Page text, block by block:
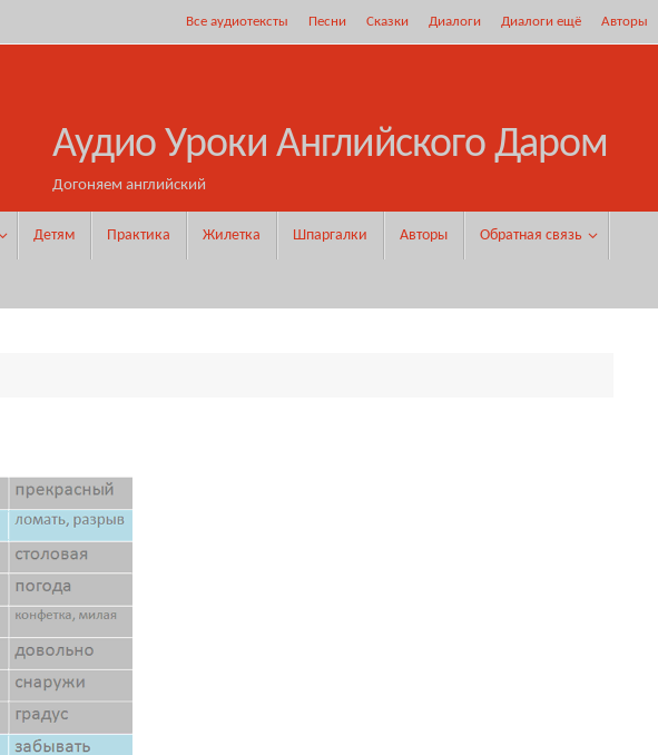
Все аудиотексты Песни Сказки Диалоги Диалоги ещё Авторы
Аудио Уроки Английского Даром
Догоняем английский
Детям Практика Жилетка Шпаргалки Авторы Обратная связь